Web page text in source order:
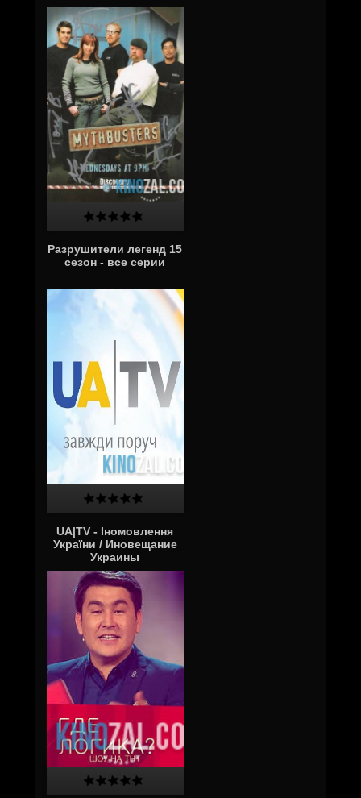
Разрушители легенд 15
сезон - все серии
UA|TV - Іномовлення
України / Иновещание
Украины